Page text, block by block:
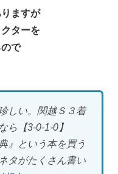
ますが
ターを
で
しい。関越Ｓ３着
ら【3-0-1-0】
』という本を買う
タがたくさん書い